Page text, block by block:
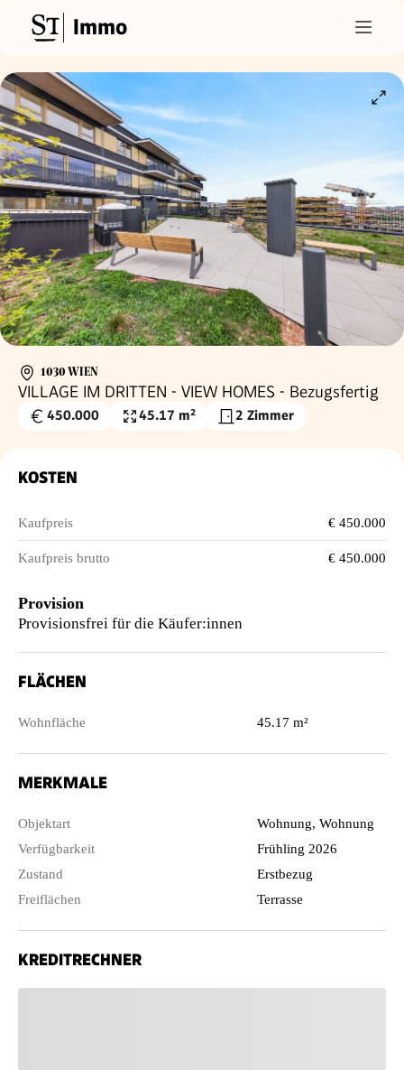
Immo
1030 WIEN
VILLAGE IM DRITTEN - VIEW HOMES - Bezugsfertig
Kaufpreis
450.000
Wohnfläche
45.17 m² 2 Zimmer
KOSTEN
Kaufpreis € 450.000
Kaufpreis brutto € 450.000
Provision
Provisionsfrei für die Käufer:innen
FLÄCHEN
Wohnfläche 45.17 m²
MERKMALE
Objektart
Wohnung, Wohnung
Verfügbarkeit
Frühling 2026
Zustand
Erstbezug
Freiflächen
Terrasse
KREDITRECHNER